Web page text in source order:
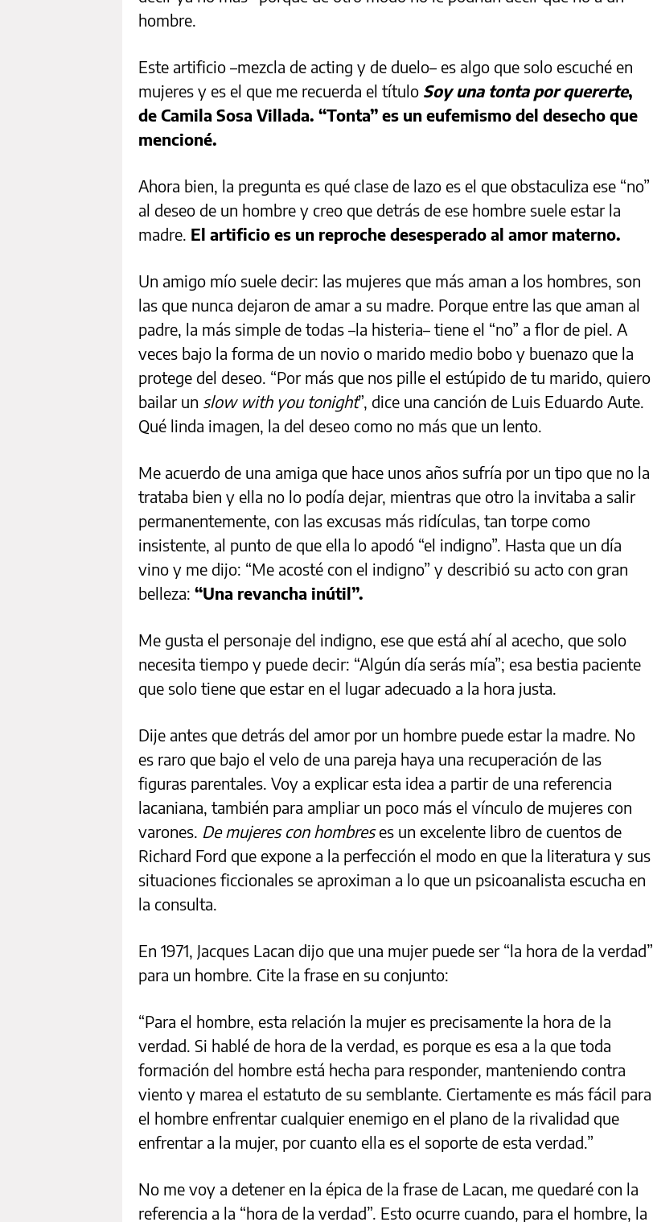
hombre.
Este artificio –mezcla de acting y de duelo– es algo que solo escuché en
mujeres y es el que me recuerda el título Soy una tonta por quererte,
de Camila Sosa Villada. “Tonta” es un eufemismo del desecho que
mencioné.
Ahora bien, la pregunta es qué clase de lazo es el que obstaculiza ese “no”
al deseo de un hombre y creo que detrás de ese hombre suele estar la
madre. El artificio es un reproche desesperado al amor materno.
Un amigo mío suele decir: las mujeres que más aman a los hombres, son
las que nunca dejaron de amar a su madre. Porque entre las que aman al
padre, la más simple de todas –la histeria– tiene el “no” a flor de piel. A
veces bajo la forma de un novio o marido medio bobo y buenazo que la
protege del deseo. “Por más que nos pille el estúpido de tu marido, quiero
bailar un slow with you tonight”, dice una canción de Luis Eduardo Aute.
Qué linda imagen, la del deseo como no más que un lento.
Me acuerdo de una amiga que hace unos años sufría por un tipo que no la
trataba bien y ella no lo podía dejar, mientras que otro la invitaba a salir
permanentemente, con las excusas más ridículas, tan torpe como
insistente, al punto de que ella lo apodó “el indigno”. Hasta que un día
vino y me dijo: “Me acosté con el indigno” y describió su acto con gran
belleza: “Una revancha inútil”.
Me gusta el personaje del indigno, ese que está ahí al acecho, que solo
necesita tiempo y puede decir: “Algún día serás mía”; esa bestia paciente
que solo tiene que estar en el lugar adecuado a la hora justa.
Dije antes que detrás del amor por un hombre puede estar la madre. No
es raro que bajo el velo de una pareja haya una recuperación de las
figuras parentales. Voy a explicar esta idea a partir de una referencia
lacaniana, también para ampliar un poco más el vínculo de mujeres con
varones. De mujeres con hombreses un excelente libro de cuentos de
Richard Ford que expone a la perfección el modo en que la literatura y sus
situaciones ficcionales se aproximan a lo que un psicoanalista escucha en
la consulta.
En 1971, Jacques Lacan dijo que una mujer puede ser “la hora de la verdad”
para un hombre. Cite la frase en su conjunto:
“Para el hombre, esta relación la mujer es precisamente la hora de la
verdad. Si hablé de hora de la verdad, es porque es esa a la que toda
formación del hombre está hecha para responder, manteniendo contra
viento y marea el estatuto de su semblante. Ciertamente es más fácil para
el hombre enfrentar cualquier enemigo en el plano de la rivalidad que
enfrentar a la mujer, por cuanto ella es el soporte de esta verdad.”
No me voy a detener en la épica de la frase de Lacan, me quedaré con la
referencia a la “hora de la verdad”. Esto ocurre cuando, para el hombre, la